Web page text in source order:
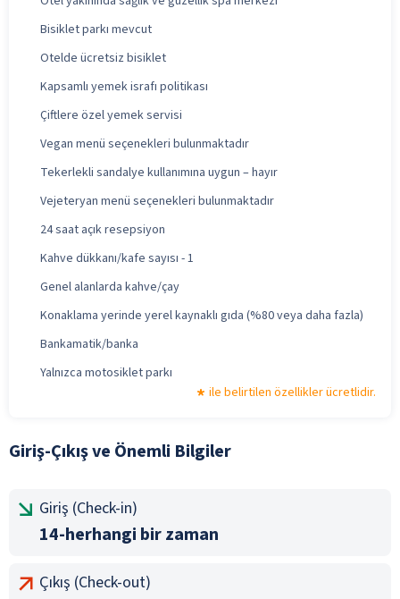
Bisiklet parkı mevcut
Otelde ücretsiz bisiklet
Kapsamlı yemek israfı politikası
Çiftlere özel yemek servisi
Vegan menü seçenekleri bulunmaktadır
Tekerlekli sandalye kullanımına uygun – hayır
Vejeteryan menü seçenekleri bulunmaktadır
24 saat açık resepsiyon
Kahve dükkanı/kafe sayısı - 1
Genel alanlarda kahve/çay
Konaklama yerinde yerel kaynaklı gıda (%80 veya daha fazla)
Bankamatik/banka
Yalnızca motosiklet parkı
ile belirtilen özellikler ücretlidir.
Giriş-Çıkış ve Önemli Bilgiler
Giriş (Check-in)
14-herhangi bir zaman
Çıkış (Check-out)